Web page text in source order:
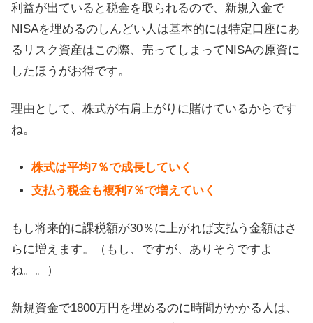
利益が出ていると税金を取られるので、新規入金で
NISAを埋めるのしんどい人は基本的には特定口座にあ
るリスク資産はこの際、売ってしまってNISAの原資に
したほうがお得です。
理由として、株式が右肩上がりに賭けているからです
ね。
株式は平均7％で成長していく
支払う税金も複利7％で増えていく
もし将来的に課税額が30％に上がれば支払う金額はさ
らに増えます。（もし、ですが、ありそうですよ
ね。。）
新規資金で1800万円を埋めるのに時間がかかる人は、